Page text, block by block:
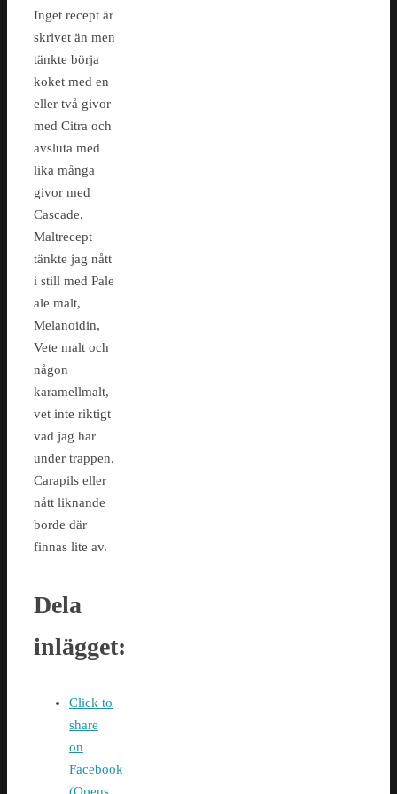
Inget recept är
skrivet än men
tänkte börja
koket med en
eller två givor
med Citra och
avsluta med
lika många
givor med
Cascade.
Maltrecept
tänkte jag nått
i still med Pale
ale malt,
Melanoidin,
Vete malt och
någon
karamellmalt,
vet inte riktigt
vad jag har
under trappen.
Carapils eller
nått liknande
borde där
finnas lite av.
Dela
inlägget:
Click to
share
on
Facebook
(Opens